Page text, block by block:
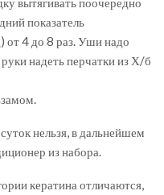
показатель
от 4 до 8 раз. Уши надо
надеть перчатки из Х/б
нельзя, в дальнейшем
из набора.
кератина отличаются,